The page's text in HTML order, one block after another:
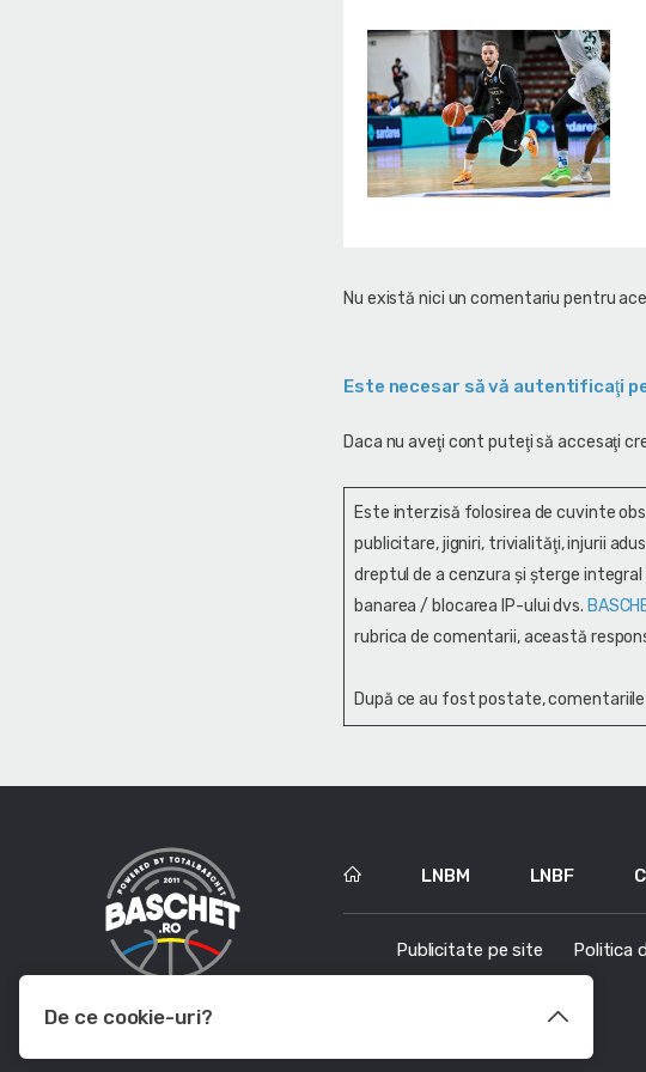
Nu există nici un comentariu pentru
Este necesar să vă autentificaţi
Daca nu aveţi cont puteţi să accesaţi
Este interzisă folosirea de cuvinte
publicitare, jigniri, trivialităţi, injurii
dreptul de a cenzura și şterge
banarea / blocarea IP-ului dvs.
rubrica de comentarii, această
După ce au fost postate,
LNBM LNBF
Publicitate pe site Politica
De ce cookie-uri?